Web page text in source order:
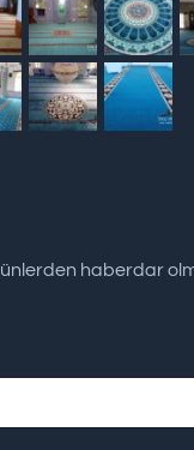
haberdar